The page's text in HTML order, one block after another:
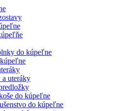
do kúpeľne
a uteráky
do kúpeľne
do kúpeľne